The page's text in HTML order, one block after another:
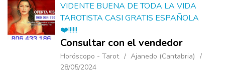
VIDENTE BUENA DE TODA LA VIDA
TAROTISTA CASI GRATIS ESPAÑOLA
❤️!!!!!!
Consultar con el vendedor
Horóscopo - Tarot
Ajanedo (Cantabria)
28/05/2024